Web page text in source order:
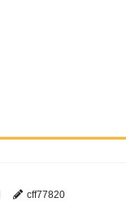
cff77820